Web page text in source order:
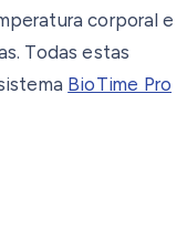
corporal e
Todas estas
BioTime Pro